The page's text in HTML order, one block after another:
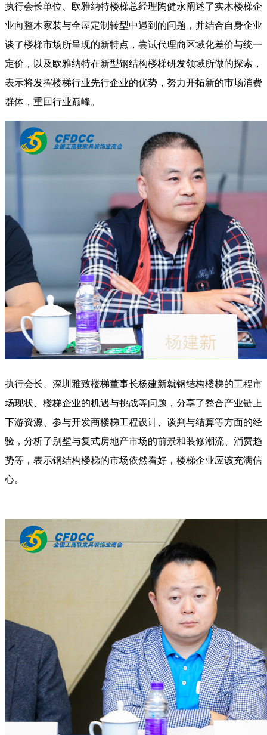
执行会长单位、欧雅纳特楼梯总经理陶健永阐述了实木楼梯企
业向整木家装与全屋定制转型中遇到的问题，并结合自身企业
谈了楼梯市场所呈现的新特点，尝试代理商区域化差价与统一
定价，以及欧雅纳特在新型钢结构楼梯研发领域所做的探索，
表示将发挥楼梯行业先行企业的优势，努力开拓新的市场消费
群体，重回行业巅峰。
执行会长、深圳雅致楼梯董事长杨建新就钢结构楼梯的工程市
场现状、楼梯企业的机遇与挑战等问题，分享了整合产业链上
下游资源、参与开发商楼梯工程设计、谈判与结算等方面的经
验，分析了别墅与复式房地产市场的前景和装修潮流、消费趋
势等，表示钢结构楼梯的市场依然看好，楼梯企业应该充满信
心。